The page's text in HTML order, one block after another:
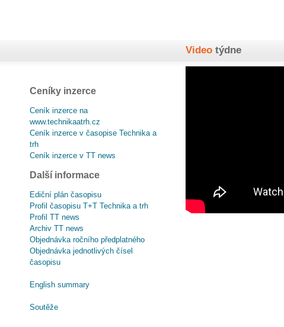
Ceníky inzerce
Ceník inzerce na
www.technikaatrh.cz
Ceník inzerce v časopise Technika a
trh
Ceník inzerce v TT news
Další informace
Ediční plán časopisu
Profil časopisu T+T Technika a trh
Profil TT news
Archiv TT news
Objednávka ročního předplatného
Objednávka jednotlivých čísel
časopisu
English summary
Soutěže
Video týdne